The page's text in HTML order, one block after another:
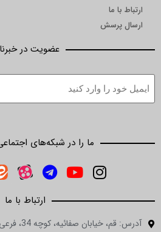
عضویت در خبرنامه
ما را در شبکه‌های اجتماعی دنبال کنید
ارتباط با ما
صفائیه، کوچه 34، فرعی اول سمت چپ، پلاک 33